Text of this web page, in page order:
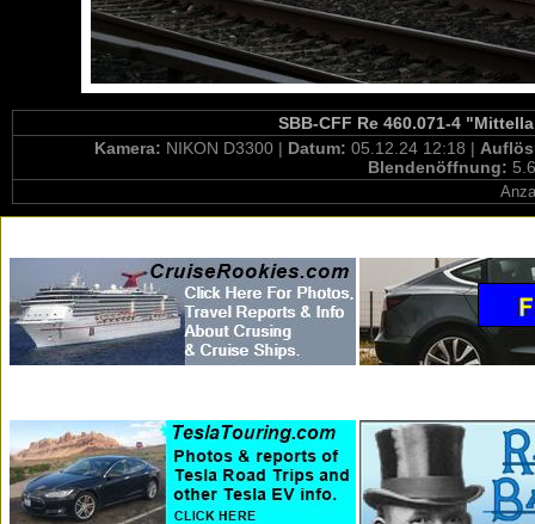
SBB-CFF Re 460.071-4
Kamera: NIKON D3300 | Datum: 05.12.24 12:18 |
Blendenöffnung: